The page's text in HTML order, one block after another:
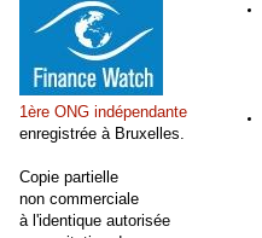
1ère ONG indépendante
enregistrée à Bruxelles.
Copie partielle
non commerciale
à l'identique autorisée